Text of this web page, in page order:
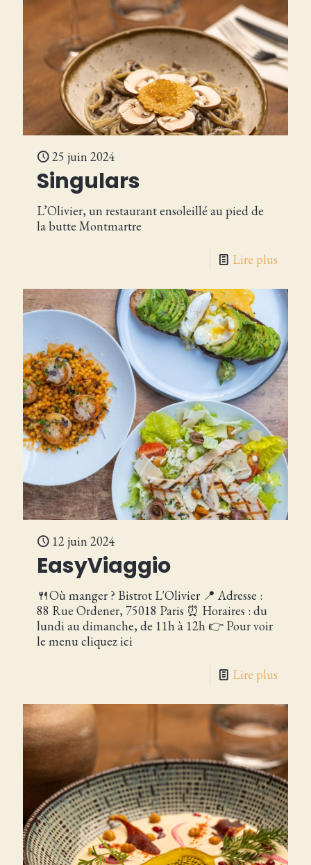
25 juin 2024
Singulars
L’Olivier, un restaurant ensoleillé au pied de
la butte Montmartre
Lire plus
12 juin 2024
EasyViaggio
🍴Où manger ? Bistrot L'Olivier 📍 Adresse :
88 Rue Ordener, 75018 Paris ⏰ Horaires : du
lundi au dimanche, de 11h à 12h 👉 Pour voir
le menu cliquez ici
Lire plus